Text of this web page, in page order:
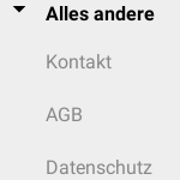
Alles andere
Kontakt
AGB
Datenschutz